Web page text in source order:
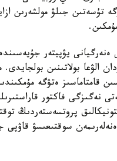
تۇسەتىن جىلۋ مولشەرىن
ەنەرگيانى يۋپيتەر
الۋعا بولاتىنىن
قامتاماسىز ەتۋگە
نەگىزگى فاكتور
پروتسەستەردىڭ
سوقتىعىسۋ